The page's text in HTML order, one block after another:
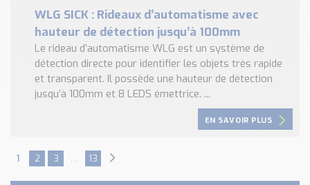
WLG SICK : Rideaux d’automatisme avec
hauteur de détection jusqu’à 100mm
Le rideau d’automatisme WLG est un système de
détection directe pour identifier les objets très rapide
et transparent. Il possède une hauteur de détection
jusqu’à 100mm et 8 LEDS émettrice. ...
EN SAVOIR PLUS
1 2 3 … 13